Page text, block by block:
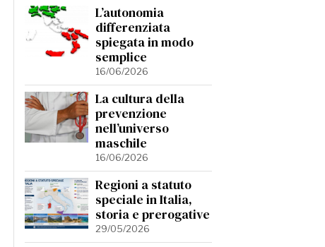
L’autonomia
differenziata
spiegata in modo
semplice
16/06/2026
La cultura della
prevenzione
nell’universo
maschile
16/06/2026
Regioni a statuto
speciale in Italia,
storia e prerogative
29/05/2026